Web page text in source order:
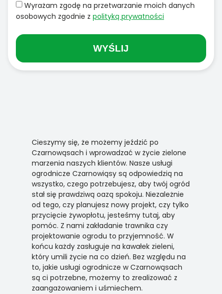
Wyrażam zgodę na przetwarzanie moich danych
osobowych zgodnie z polityką prywatności
WYŚLIJ
Cieszymy się, że możemy jeździć po
Czarnowąsach i wprowadzać w życie zielone
marzenia naszych klientów. Nasze usługi
ogrodnicze Czarnowiąsy są odpowiedzią na
wszystko, czego potrzebujesz, aby twój ogród
stał się prawdziwą oazą spokoju. Niezależnie
od tego, czy planujesz nowy projekt, czy tylko
przycięcie żywopłotu, jesteśmy tutaj, aby
pomóc. Z nami zakładanie trawnika czy
projektowanie ogrodu to przyjemność. W
końcu każdy zasługuje na kawałek zieleni,
który umili życie na co dzień. Bez względu na
to, jakie usługi ogrodnicze w Czarnowąsach
są ci potrzebne, możemy to zrealizować z
zaangażowaniem i uśmiechem.